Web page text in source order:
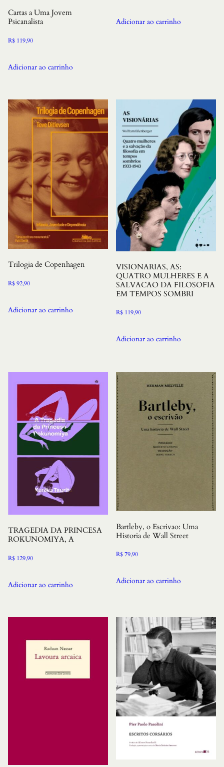
Cartas a Uma Jovem
Psicanalista
R$ 119,90
Adicionar ao carrinho
Adicionar ao carrinho
Trilogia de Copenhagen
R$92,90
Adicionar ao carrinho
VISIONARIAS, AS:
QUATRO MULHERES E A
SALVACAO DA FILOSOFIA
EM TEMPOS SOMBRI
R$ 119,90
Adicionar ao carrinho
TRAGEDIA DA PRINCESA
ROKUNOMIYA, A
R$ 129,90
Adicionar ao carrinho
Bartleby, o Escrivao: Uma
Historia de Wall Street
R$79,90
Adicionar ao carrinho